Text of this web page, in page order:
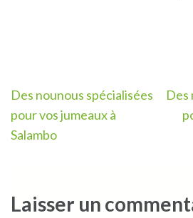
Navigation
de
l’article
Des nounous spécialisées
pour vos jumeaux à
Salambo
Des
Laisser un